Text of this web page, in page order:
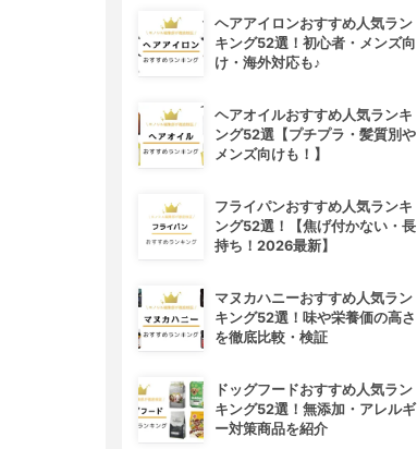
ヘアアイロンおすすめ人気ラン
キング52選！初心者・メンズ向
け・海外対応も♪
ヘアオイルおすすめ人気ランキ
ング52選【プチプラ・髪質別や
メンズ向けも！】
フライパンおすすめ人気ランキ
ング52選！【焦げ付かない・長
持ち！2026最新】
マヌカハニーおすすめ人気ラン
キング52選！味や栄養価の高さ
を徹底比較・検証
ドッグフードおすすめ人気ラン
キング52選！無添加・アレルギ
ー対策商品を紹介